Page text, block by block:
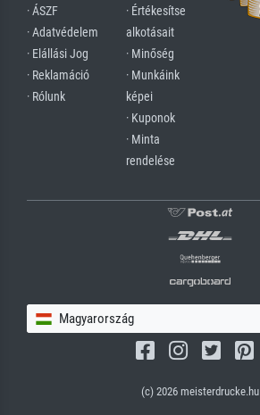
· ÁSZF
· Adatvédelem
· Elállási Jog
· Reklamáció
· Rólunk
· Értékesítse
alkotásait
· Minőség
· Munkáink
képei
· Kuponok
· Minta
rendelése
Magyarország
(c) 2026 meisterdrucke.hu